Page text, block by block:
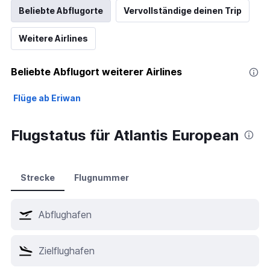
Beliebte Abflugorte Vervollständige deinen Trip
Weitere Airlines
Beliebte Abflugort weiterer Airlines
Flüge ab Eriwan
Flugstatus für Atlantis European
Strecke Flugnummer